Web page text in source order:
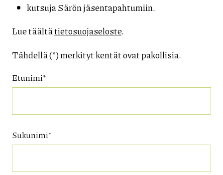
kutsuja Särön jäsentapahtumiin.
Lue täältätietosuojaseloste.
Tähdellä (*) merkityt kentät ovat pakollisia.
Etunimi*
Sukunimi*